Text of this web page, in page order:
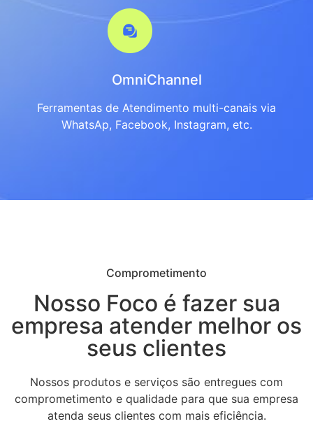
OmniChannel
Ferramentas de Atendimento multi-canais via
WhatsAp, Facebook, Instagram, etc.
Comprometimento
Nosso Foco é fazer sua
empresa atender melhor os
seus clientes
Nossos produtos e serviços são entregues com
comprometimento e qualidade para que sua empresa
atenda seus clientes com mais eficiência.